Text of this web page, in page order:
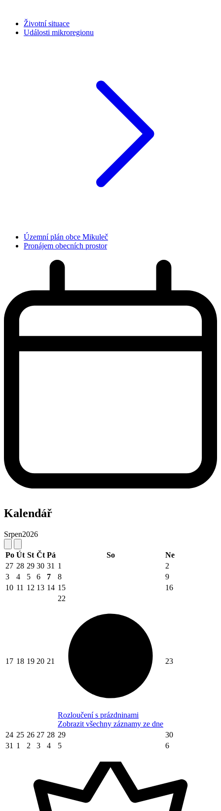
Životní situace
Události mikroregionu
Územní plán obce Mikuleč
Pronájem obecních prostor
Kalendář
Srpen2026
Po Út St Čt Pá So
Ne
27 28 29 30 31 1
2
3
4 5 6 7 8
9
10 11 12 13 14 15 16
17 18 19 20 21
22
Rozloučení s prázdninami
Zobrazit všechny záznamy ze dne
23
24 25 26 27 28 29
30
31 1 2 3 4 5 6